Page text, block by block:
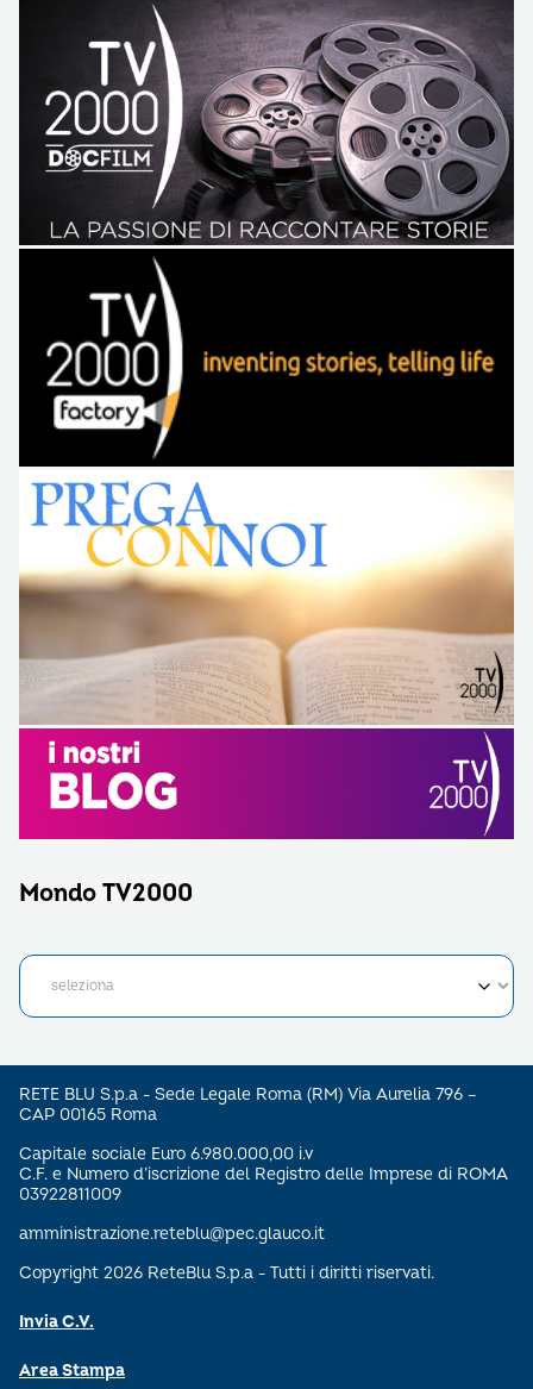
Mondo TV2000
RETE BLU S.p.a - Sede Legale Roma (RM) Via Aurelia 796 –
CAP 00165 Roma
Capitale sociale Euro 6.980.000,00 i.v
C.F. e Numero d’iscrizione del Registro delle Imprese di ROMA
03922811009
amministrazione.reteblu@pec.glauco.it
Copyright 2026 ReteBlu S.p.a - Tutti i diritti riservati.
Invia C.V.
Area Stampa